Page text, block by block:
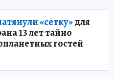
«сетку»для
13 лет тайно
гостей